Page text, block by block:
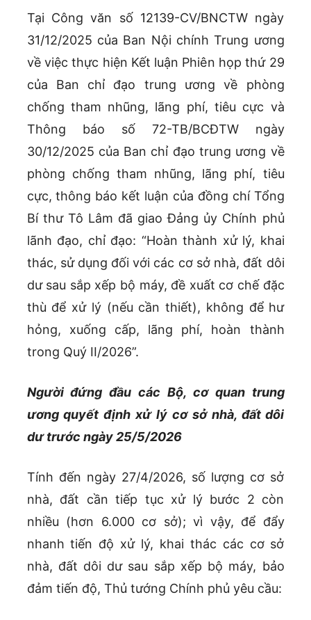
Tại Công văn số 12139-CV/BNCTW ngày
31/12/2025 của Ban Nội chính Trung ương
về việc thực hiện Kết luận Phiên họp thứ 29
của Ban chỉ đạo trung ương về phòng
chống tham nhũng, lãng phí, tiêu cực và
Thông báo số 72-TB/BCĐTW ngày
30/12/2025 của Ban chỉ đạo trung ương về
phòng chống tham nhũng, lãng phí, tiêu
cực, thông báo kết luận của đồng chí Tổng
Bí thư Tô Lâm đã giao Đảng ủy Chính phủ
lãnh đạo, chỉ đạo: “Hoàn thành xử lý, khai
thác, sử dụng đối với các cơ sở nhà, đất dôi
dư sau sắp xếp bộ máy, đề xuất cơ chế đặc
thù để xử lý (nếu cần thiết), không để hư
hỏng, xuống cấp, lãng phí, hoàn thành
trong Quý II/2026”.
Người đứng đầu các Bộ, cơ quan trung
ương quyết định xử lý cơ sở nhà, đất dôi
dư trước ngày 25/5/2026
Tính đến ngày 27/4/2026, số lượng cơ sở
nhà, đất cần tiếp tục xử lý bước 2 còn
nhiều (hơn 6.000 cơ sở); vì vậy, để đẩy
nhanh tiến độ xử lý, khai thác các cơ sở
nhà, đất dôi dư sau sắp xếp bộ máy, bảo
đảm tiến độ, Thủ tướng Chính phủ yêu cầu: